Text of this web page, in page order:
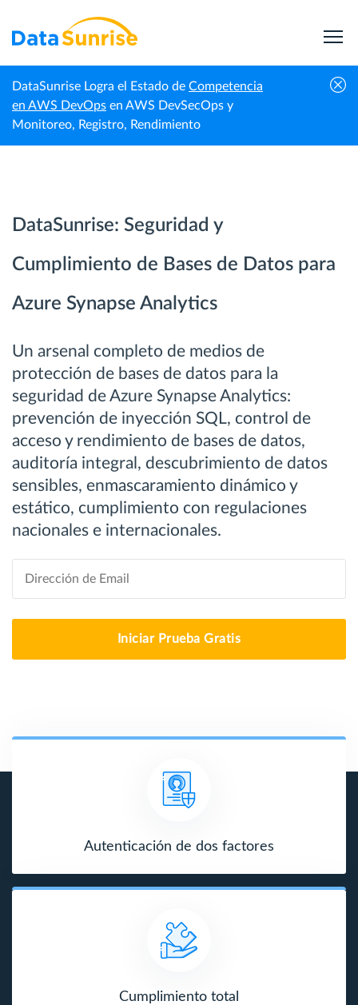
DataSunrise Logra el Estado de Competencia
en AWS DevOps en AWS DevSecOps y
Monitoreo, Registro, Rendimiento
Inicio Azure Synapse Analytics
DataSunrise: Seguridad y
Cumplimiento de Bases de Datos para
Azure Synapse Analytics
Un arsenal completo de medios de
protección de bases de datos para la
seguridad de Azure Synapse Analytics:
prevención de inyección SQL, control de
acceso y rendimiento de bases de datos,
auditoría integral, descubrimiento de datos
sensibles, enmascaramiento dinámico y
estático, cumplimiento con regulaciones
nacionales e internacionales.
Iniciar Prueba Gratis
Autenticación de dos factores
Cumplimiento total